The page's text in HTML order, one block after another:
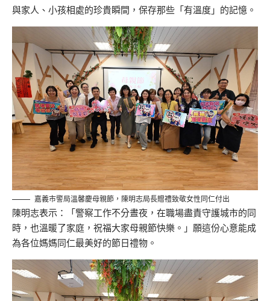
與家人、小孩相處的珍貴瞬間，保存那些「有溫度」的記憶。
嘉義市警局溫馨慶母親節，陳明志局長贈禮致敬女性同仁付出
陳明志表示：「警察工作不分晝夜，在職場盡責守護城市的同
時，也溫暖了家庭，祝福大家母親節快樂。」願這份心意能成
為各位媽媽同仁最美好的節日禮物。